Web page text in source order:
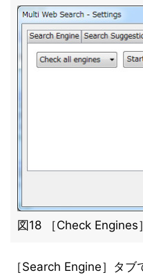
図18 ［Check Engines
［Search Engine］タ